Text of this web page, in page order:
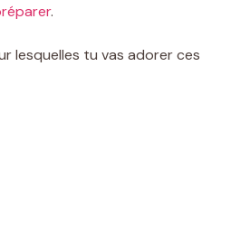
.
lesquelles tu vas adorer ces